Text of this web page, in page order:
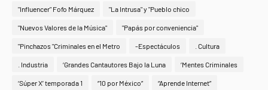
"Influencer" Fofo Márquez "La Intrusa" y "Pueblo chico
"Nuevos Valores de la Música" "Papás por conveniencia"
"Pinchazos "Criminales en el Metro -Espectáculos . Cultura
. Industria ‘Grandes Cantautores Bajo la Luna ‘Mentes Criminales
‘Súper X’ temporada 1 “10 por México” “Aprende Internet”